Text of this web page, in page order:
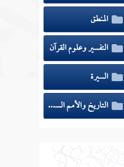
المنطق
التفسير وعلوم القرآن
السيرة
التاريخ والأمم السابقة